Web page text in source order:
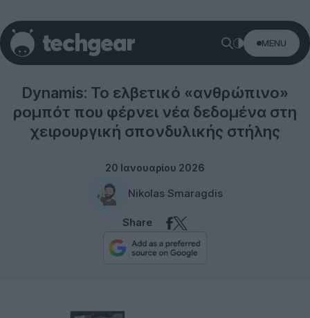
MENU
Technology
Dynamis: Το ελβετικό «ανθρώπινο»
ρομπότ που φέρνει νέα δεδομένα στη
χειρουργική σπονδυλικής στήλης
20 Ιανουαρίου 2026
Nikolas Smaragdis
Share